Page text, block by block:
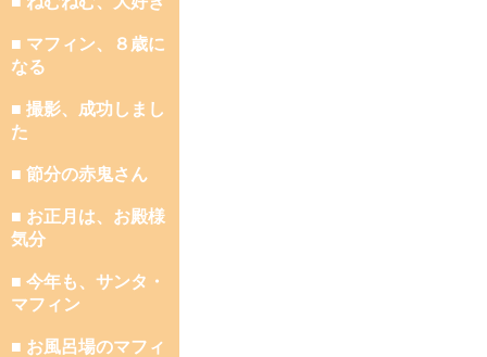
■ マフィン、８歳に
なる
■ 撮影、成功しまし
た
■ 節分の赤鬼さん
■ お正月は、お殿様
気分
■ 今年も、サンタ・
マフィン
■ お風呂場のマフィ